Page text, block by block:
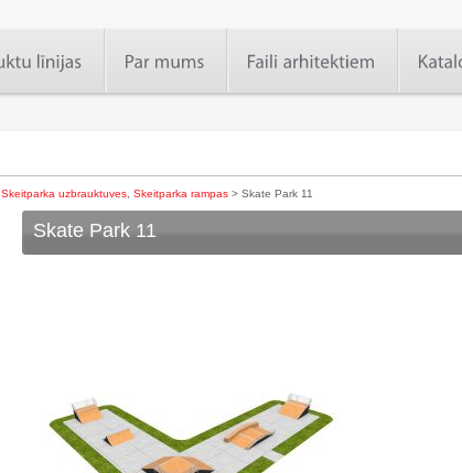
Skeitparka uzbrauktuves Skeitparka rampas > Skate Park 11
Skate Park 11